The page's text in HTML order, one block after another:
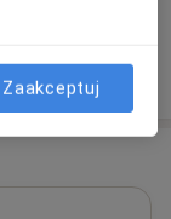
Zaakceptuj